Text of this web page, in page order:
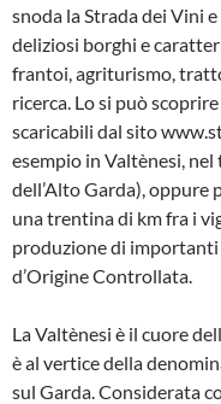
snoda la Strada dei Vini
deliziosi borghi e
frantoi, agriturismo,
ricerca. Lo si può
scaricabili dal sito
esempio in Valtènesi,
dell’Alto Garda), oppure
una trentina di km fra i
produzione di importanti
d’Origine Controllata.
La Valtènesi è il cuore
è al vertice della
sul Garda. Considerata